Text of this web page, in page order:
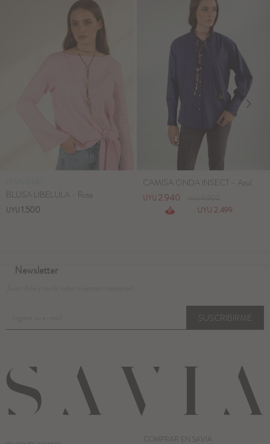
BLUSA LIBELULA - Rosa
UYU1.500
CAMISA ONDA INSECT - Azul
UYU 2.940
UYU 2.499
Newsletter
SUSCRIBIRME
COMPRAR EN SAVIA